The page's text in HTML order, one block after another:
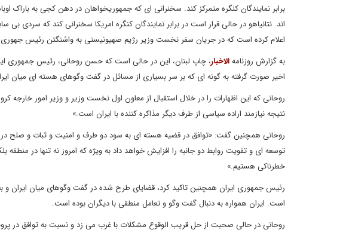
برابر نمایندگان کنگره متمرکز کند. سخنرانی ای که جمهوریخواهان در دهن کجی به باراک
اند. نتانیاهو در حالی قرار است در برابر نمایندگان کنگره امریکا سخنرانی کند که سردی
اعلام کرده است که در جریان سفر نخست وزیر رژیم صهیونیستی به واشنگتن رئیس جهوری
به گزارش روزنامهالاخبار، چاپ لبنان، این در حالی است که حسن روحانی، رئیس جمهوری
اخیر صورت گرفته به گونه ای که بر سر بسیاری از مسائل در گفت وگوهای هسته ای میان ایران با 1+5 توافق
روحانی که این اظهارات را در خلال استقبال از معاون اول نخست وزیر و وزیر امور
نتیجه نیازمند اراده سیاسی از طرف دیگر مذاکره کننده با ایران است.»
روحانی همچنین گفت: «توافق در قضیه هسته ای به سود دو طرف و امنیت و ثبات و صلح
توسعه ای و تقویت روابط دو جانبه را افزایش خواهد داد به ویژه که امروز نه تنها در
خطرناکی هستیم.»
رئیس جمهوری ایران همچنین تاکید کرد، قضایای طرح شده در گفت وگوهای میان ایران
است. ایران همواره به دنبال گفت وگو و تعامل منطقی با دیگران بوده است.
روحانی در حالی صحبت از حل قریب الوقوع مشکلات با غرب می زد و نسبت به توافق در